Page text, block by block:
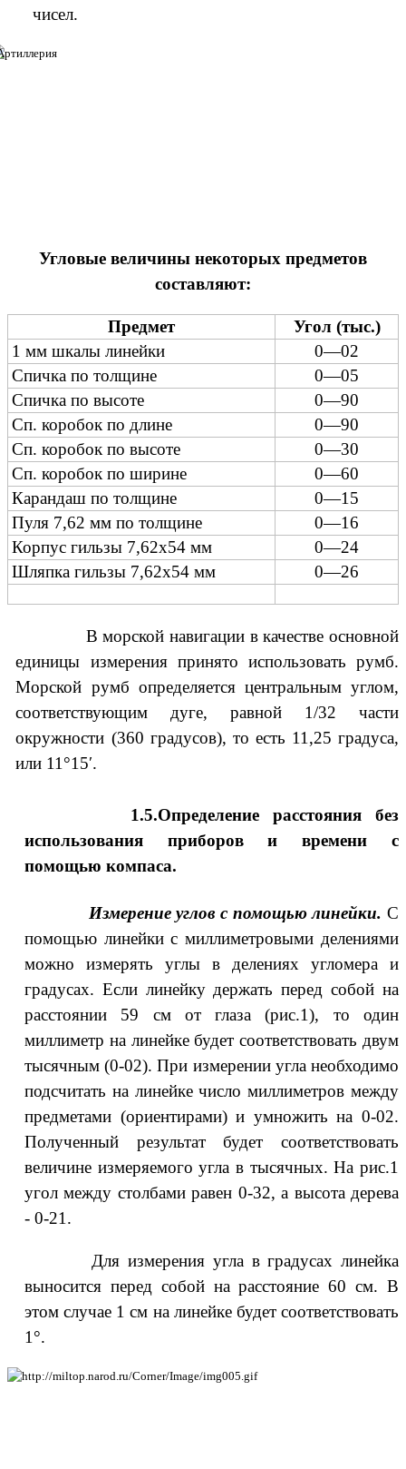
чисел.
Угловые величины некоторых предметов
составляют:
Предмет
Угол (тыс.)
1 мм шкалы линейки
0—02
Спичка по толщине
0—05
Спичка по высоте
0—90
Сп. коробок по длине
0—90
Сп. коробок по высоте
0—30
Сп. коробок по ширине
0—60
Карандаш по толщине
0—15
Пуля 7,62 мм по толщине
0—16
Корпус гильзы 7,62x54 мм
0—24
Шляпка гильзы 7,62x54 мм
0—26
навигации в качестве основной
единицы измерения принято использовать румб.
Морской румб определяется центральным углом,
соответствующим дуге, равной 1/32 части
окружности (360 градусов), то есть 11,25 градуса,
или 11°15′.
расстояния без
использования приборов и времени с
помощью компаса.
углов с помощью линейки. С
помощью линейки с миллиметровыми делениями
можно измерять углы в делениях угломера и
градусах. Если линейку держать перед собой на
расстоянии 59 см от глаза (рис.1), то один
миллиметр на линейке будет соответствовать двум
тысячным (0-02). При измерении угла необходимо
подсчитать на линейке число миллиметров между
предметами (ориентирами) и умножить на 0-02.
Полученный результат будет соответствовать
величине измеряемого угла в тысячных. На рис.1
угол между столбами равен 0-32, а высота дерева
- 0-21.
измерения угла в градусах линейка
выносится перед собой на расстояние 60 см. В
этом случае 1 см на линейке будет соответствовать
1°.